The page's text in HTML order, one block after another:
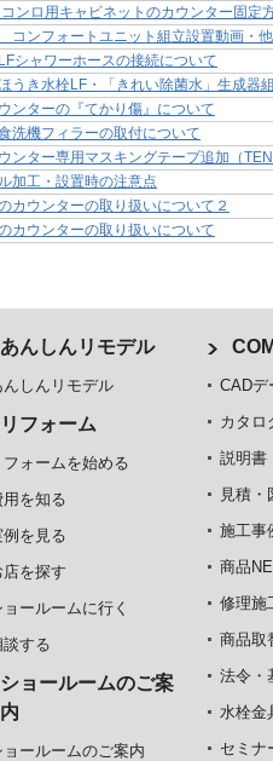
ンロ用キャビネットのカウンター固定
ンフォートユニット組立設置動画・他
シャワーホースの接続について
うき水栓LF・「きれい除菌水」生成器
ンターの『てかり傷』について
洗機フィラーの取付について
ンター専用マスキングテープ追加（
加工・設置時の注意点
カウンターの取り扱いについて２
カウンターの取り扱いについて
あんしんリモデル
んしんリモデル
リフォーム
フォームを始める
用を知る
例を見る
店を探す
ョールームに行く
談する
ショールームのご案
内
ョールームのご案内
CADデ
カタロ
説明書
見積・
施工事
商品
修理施
商品取
法令・
水栓金
セミナ